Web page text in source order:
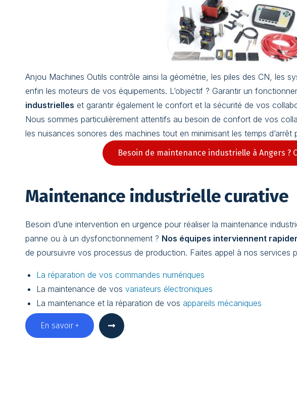
Anjou Machines Outils contrôle ainsi la géométrie, les piles des CN, les
enfin les moteurs de vos équipements. L’objectif ? Garantir un
industrielles et garantir également le confort et la sécurité de vos
Nous sommes particulièrement attentifs au besoin de confort de vos
les nuisances sonores des machines tout en minimisant les temps
Besoin de maintenance industrielle à Angers ?
Maintenance industrielle curative
Besoin d’une intervention en urgence pour réaliser la maintenance
panne ou à un dysfonctionnement ? Nos équipes interviennent
de poursuivre vos processus de production. Faites appel à nos services
La réparation de vos commandes numériques
La maintenance de vos variateurs électroniques
La maintenance et la réparation de vos appareils mécaniques
En savoir +